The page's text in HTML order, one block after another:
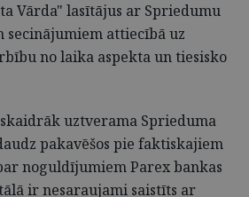
Vārda" lasītājus ar Spriedumu
attiecībā uz
no laika aspekta un tiesisko
uztverama Sprieduma
pakavēšos pie faktiskajiem
noguldījumiem Parex bankas
ir nesaraujami saistīts ar